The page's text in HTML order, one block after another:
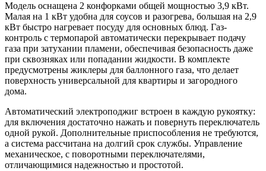
Модель оснащена 2 конфорками общей мощностью 3,9 кВт.
Малая на 1 кВт удобна для соусов и разогрева, большая на 2,9
кВт быстро нагревает посуду для основных блюд. Газ-
контроль с термопарой автоматически перекрывает подачу
газа при затухании пламени, обеспечивая безопасность даже
при сквозняках или попадании жидкости. В комплекте
предусмотрены жиклеры для баллонного газа, что делает
поверхность универсальной для квартиры и загородного
дома.
Автоматический электроподжиг встроен в каждую рукоятку:
для включения достаточно нажать и повернуть переключатель
одной рукой. Дополнительные приспособления не требуются,
а система рассчитана на долгий срок службы. Управление
механическое, с поворотными переключателями,
отличающимися надежностью и простотой.